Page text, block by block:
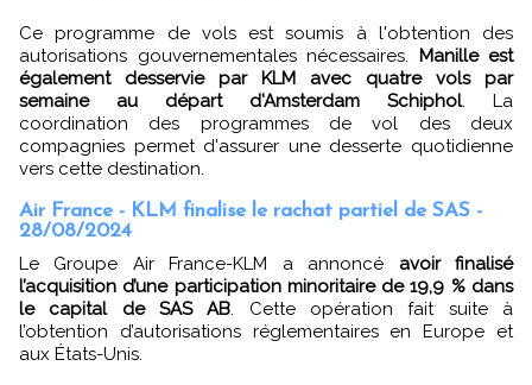
Ce programme de vols est soumis à l'obtention des
autorisations gouvernementales nécessaires. Manille est
également desservie par KLM avec quatre vols par
semaine au départ d'Amsterdam Schiphol. La
coordination des programmes de vol des deux
compagnies permet d'assurer une desserte quotidienne
vers cette destination.
Air France - KLM finalise le rachat partiel de SAS -
28/08/2024
Le Groupe Air France-KLM a annoncé avoir finalisé
l’acquisition d’une participation minoritaire de 19,9 % dans
le capital de SAS AB. Cette opération fait suite à
l’obtention d’autorisations réglementaires en Europe et
aux États-Unis.